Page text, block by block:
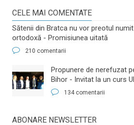
CELE MAI COMENTATE
Sătenii din Bratca nu vor preotul
ortodoxă - Promisiunea uitată
210 comentarii
​Propunere de nerefuzat
Bihor - Invitat la un curs
134 comentarii
ABONARE NEWSLETTER